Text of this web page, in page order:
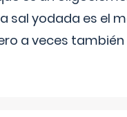
sal yodada es el
a veces también